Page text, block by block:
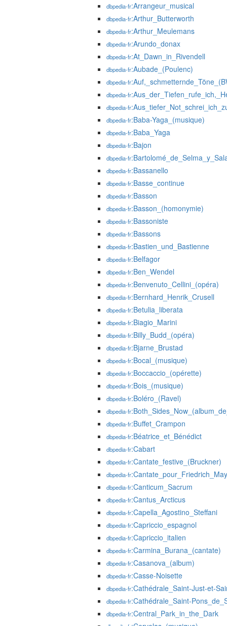
dbpedia-fr:Arrangeur_musical
dbpedia-fr:Arthur_Butterworth
dbpedia-fr:Arthur_Meulemans
dbpedia-fr:Arundo_donax
dbpedia-fr:At_Dawn_in_Rivendell
dbpedia-fr:Aubade_(Poulenc)
dbpedia-fr
dbpedia-fr
dbpedia-fr
dbpedia-fr:Baba-Yaga_(musique)
dbpedia-fr:Baba_Yaga
dbpedia-fr:Bajon
dbpedia-fr
dbpedia-fr:Bassanello
dbpedia-fr:Basse_continue
dbpedia-fr:Basson
dbpedia-fr:Basson_(homonymie)
dbpedia-fr:Bassoniste
dbpedia-fr:Bassons
dbpedia-fr:Bastien_und_Bastienne
dbpedia-fr:Belfagor
dbpedia-fr:Ben_Wendel
dbpedia-fr:Benvenuto_Cellini_(opéra)
dbpedia-fr:Bernhard_Henrik_Crusell
dbpedia-fr:Betulia_liberata
dbpedia-fr:Biagio_Marini
dbpedia-fr:Billy_Budd_(opéra)
dbpedia-fr:Bjarne_Brustad
dbpedia-fr:Bocal_(musique)
dbpedia-fr:Boccaccio_(opérette)
dbpedia-fr:Bois_(musique)
dbpedia-fr:Boléro_(Ravel)
dbpedia-fr
dbpedia-fr:Buffet_Crampon
dbpedia-fr:Béatrice_et_Bénédict
dbpedia-fr:Cabart
dbpedia-fr:Cantate_festive_(Bruckner)
dbpedia-fr
dbpedia-fr:Canticum_Sacrum
dbpedia-fr:Cantus_Arcticus
dbpedia-fr:Capella_Agostino_Steffani
dbpedia-fr:Capriccio_espagnol
dbpedia-fr:Capriccio_italien
dbpedia-fr:Carmina_Burana_(cantate)
dbpedia-fr:Casanova_(album)
dbpedia-fr:Casse-Noisette
dbpedia-fr:Cathédrale_Saint-Just-et-
dbpedia-fr:Cathédrale_Saint-
dbpedia-fr:Central_Park_in_the_Dark